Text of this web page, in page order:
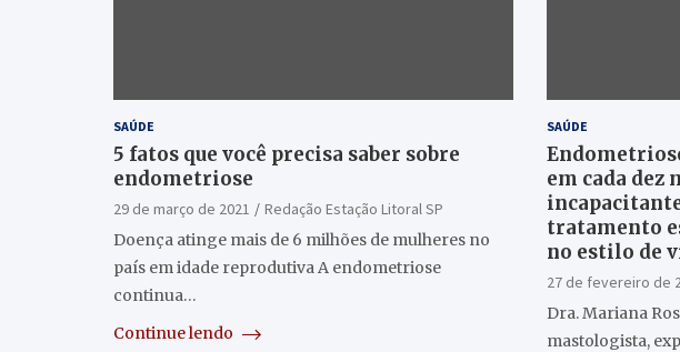
SAÚDE
5 fatos que você precisa saber sobre
endometriose
29 de março de 2021
Redação Estação Litoral SP
Doença atinge mais de 6 milhões de mulheres no
país em idade reprodutiva A endometriose
continua…
Continue lendo
SAÚDE
em cada dez
tratamento
no estilo de
27 de fevereiro de
Dra. Mariana
mastologista,